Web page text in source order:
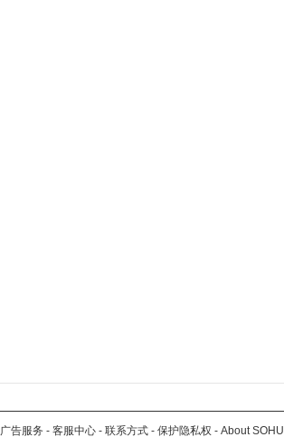
广告服务 - 客服中心 - 联系方式 - 保护隐私权 - About SOHU